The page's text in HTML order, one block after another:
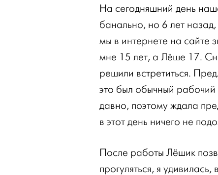
На сегодняшний день
банально, но 6 лет
мы в интернете на сайте
мне 15 лет, а Лёше 17.
решили встретиться.
это был обычный рабочий
давно, поэтому ждала
в этот день ничего не
После работы Лёшик
прогуляться, я